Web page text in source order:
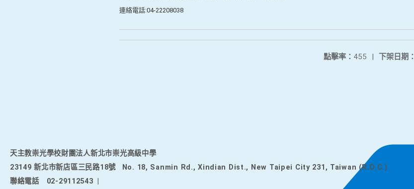
連絡電話:04-22208038
下架日期：
點擊率： 455 |
天主教崇光學校財團法人新北市崇光高級中學
23149 新北市新店區三民路18號
No. 18, Sanmin Rd., Xindian Dist., New Taipei City 231, Taiwan (R.O.C.)
聯絡電話
02-29112543